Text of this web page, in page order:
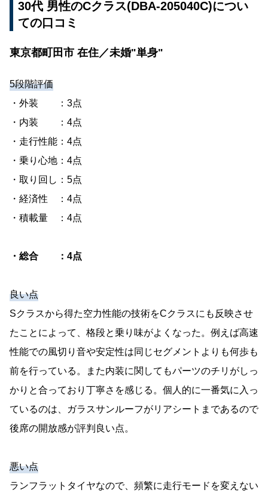
50代 男性のCクラス(CBA-204277)についての口
コミ
長野県松本市南原 在住／既婚"配偶者・子2人"
30代 男性のCクラス(DBA-205040C)につい
ての口コミ
東京都町田市 在住／未婚"単身"
5段階評価
・外装 ：3点
・内装 ：4点
・走行性能：4点
・乗り心地：4点
・取り回し：5点
・経済性 ：4点
・積載量 ：4点
・総合 ：4点
良い点
Sクラスから得た空力性能の技術をCクラスにも反映させ
たことによって、格段と乗り味がよくなった。例えば高速
性能での風切り音や安定性は同じセグメントよりも何歩も
前を行っている。また内装に関してもパーツのチリがしっ
かりと合っており丁寧さを感じる。個人的に一番気に入っ
ているのは、ガラスサンルーフがリアシートまであるので
後席の開放感が評判良い点。
悪い点
ランフラットタイヤなので、頻繁に走行モードを変えない